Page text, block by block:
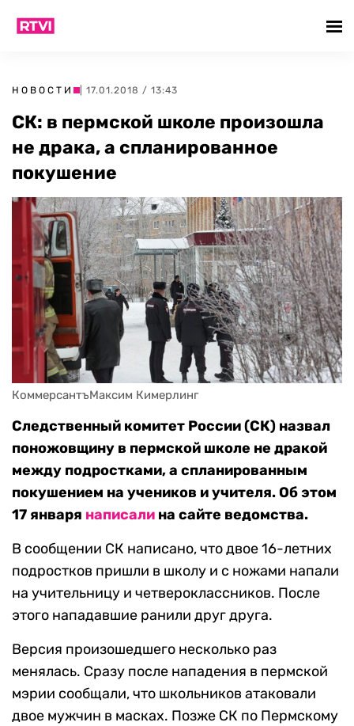
НОВОСТИ | 17.01.2018 / 13:43
СК: в пермской школе произошла
не драка, а спланированное
покушение
КоммерсантъМаксим Кимерлинг
Следственный комитет России (СК) назвал
поножовщину в пермской школе не дракой
между подростками, а спланированным
покушением на учеников и учителя. Об этом
17 января написали на сайте ведомства.
В сообщении СК написано, что двое 16-летних
подростков пришли в школу и с ножами напали
на учительницу и четвероклассников. После
этого нападавшие ранили друг друга.
Версия произошедшего несколько раз
менялась. Сразу после нападения в пермской
мэрии сообщали, что школьников атаковали
двое мужчин в масках. Позже СК по Пермскому